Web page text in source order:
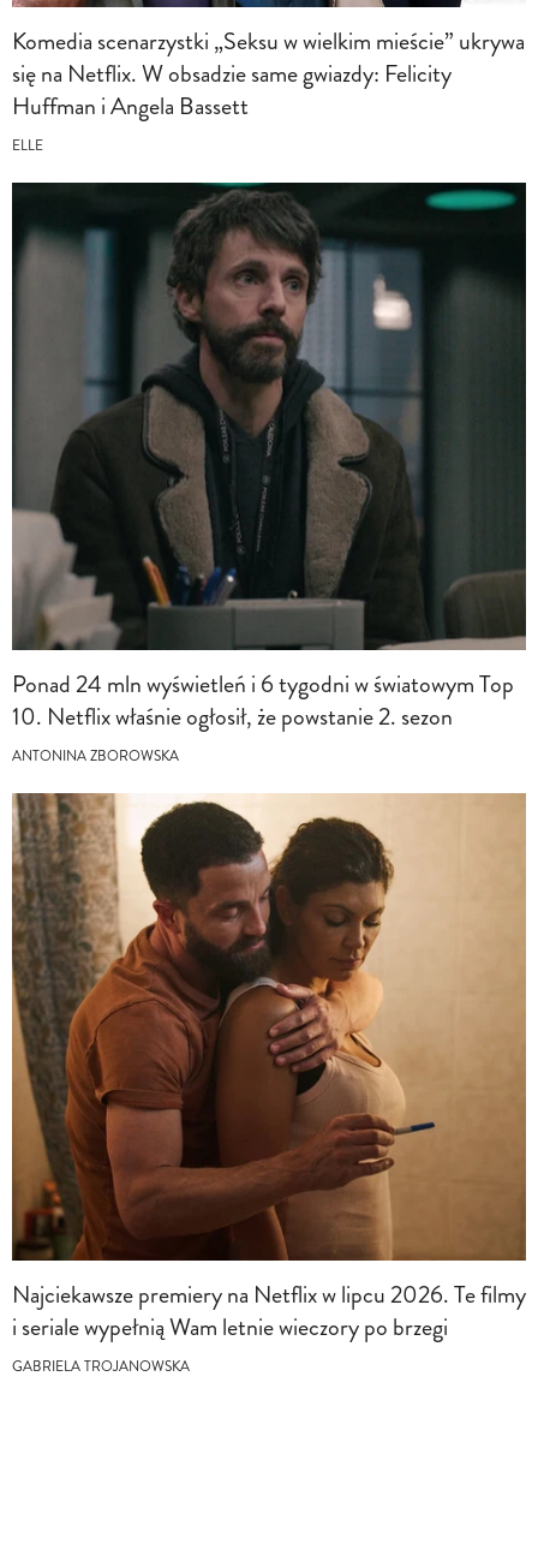
Komedia scenarzystki „Seksu w wielkim mieście” ukrywa
się na Netflix. W obsadzie same gwiazdy: Felicity
Huffman i Angela Bassett
ELLE
Ponad 24 mln wyświetleń i 6 tygodni w światowym Top
10. Netflix właśnie ogłosił, że powstanie 2. sezon
ANTONINA ZBOROWSKA
Najciekawsze premiery na Netflix w lipcu 2026. Te filmy
i seriale wypełnią Wam letnie wieczory po brzegi
GABRIELA TROJANOWSKA